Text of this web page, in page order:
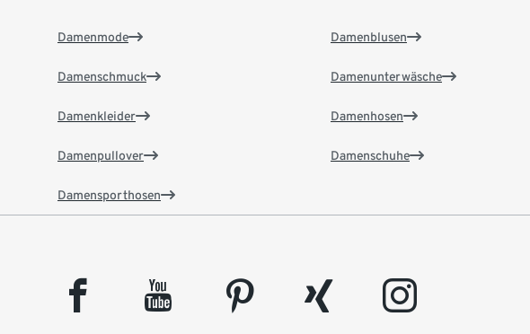
Damenmode
Damenschmuck
Damenkleider
Damenpullover
Damensporthosen
Damenblusen
Damenunterwäsche
Damenhosen
Damenschuhe
facebook youtube pinterest xing instagram